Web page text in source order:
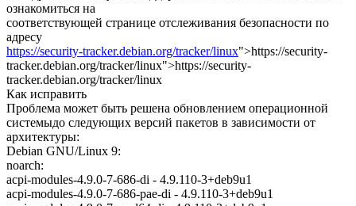
ознакомиться на
соответствующей странице отслеживания безопасности по
адресу
https://security-tracker.debian.org/tracker/linux">https://security-
tracker.debian.org/tracker/linux">https://security-
tracker.debian.org/tracker/linux
Как исправить
Проблема может быть решена обновлением операционной
системыдо следующих версий пакетов в зависимости от
архитектуры:
Debian GNU/Linux 9:
noarch:
acpi-modules-4.9.0-7-686-di - 4.9.110-3+deb9u1
acpi-modules-4.9.0-7-686-pae-di - 4.9.110-3+deb9u1